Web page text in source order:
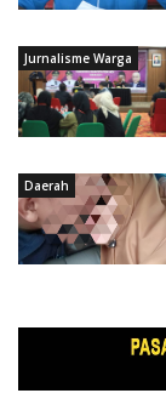
Jurnalisme Warga
Daerah